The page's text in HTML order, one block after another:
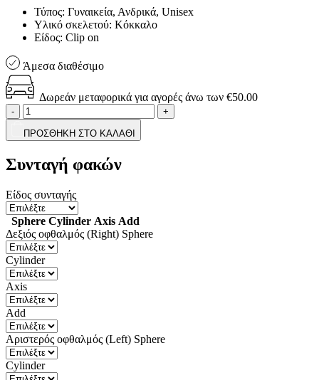
Τύπος: Γυναικεία, Ανδρικά, Unisex
Υλικό σκελετού: Κόκκαλο
Είδος: Clip on
Άμεσα διαθέσιμο
Δωρεάν μεταφορικά για αγορές άνω των €50.00
- +
ΠΡΟΣΘΗΚΗ ΣΤΟ ΚΑΛΑΘΙ
Συνταγή φακών
Είδος συνταγής
Sphere Cylinder Axis Add
Δεξιός οφθαλμός (Right) Sphere
Cylinder
Axis
Add
Αριστερός οφθαλμός (Left) Sphere
Cylinder